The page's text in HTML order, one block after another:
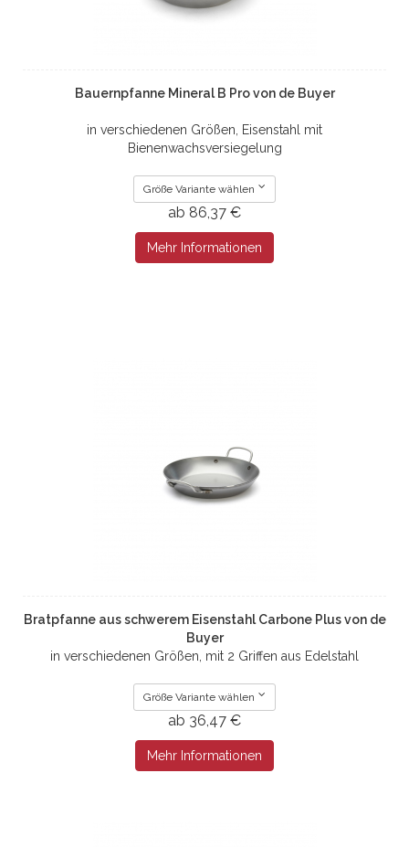
Bauernpfanne Mineral B Pro von de Buyer
in verschiedenen Größen, Eisenstahl mit
Bienenwachsversiegelung
Größe Variante wählen
ab 86,37 €
Mehr Informationen
Bratpfanne aus schwerem Eisenstahl Carbone Plus von de
Buyer
in verschiedenen Größen, mit 2 Griffen aus Edelstahl
Größe Variante wählen
ab 36,47 €
Mehr Informationen